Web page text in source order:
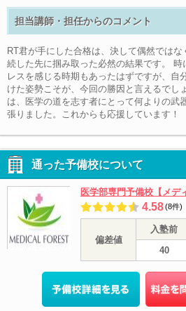
担当講師・担任からのコメント
RT君が手にした合格は、決して偶然では
続した先に掴み取った必然の結果です。 時
レスを感じる時期もあったはずですが、自
けた姿勢こそが、今回の勝因と言えるでし
は、医学の道を志す者にとって何よりの武
張りました。これからも応援しています！
通った予備校について
医学部専門予備校【メデ
4.58(8件)
偏差値
入塾前
40